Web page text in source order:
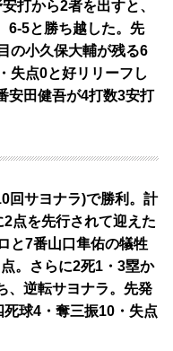
打から2者を出すと、
6-5と勝ち越した。先
の小久保大輔が残る6
失点0と好リリーフし
安田健吾が4打数3安打
回サヨナラ)で勝利。計
点を先行されて迎えた
と7番山口隼佑の犠牲
。さらに2死1・3塁か
、逆転サヨナラ。先発
球4・奪三振10・失点